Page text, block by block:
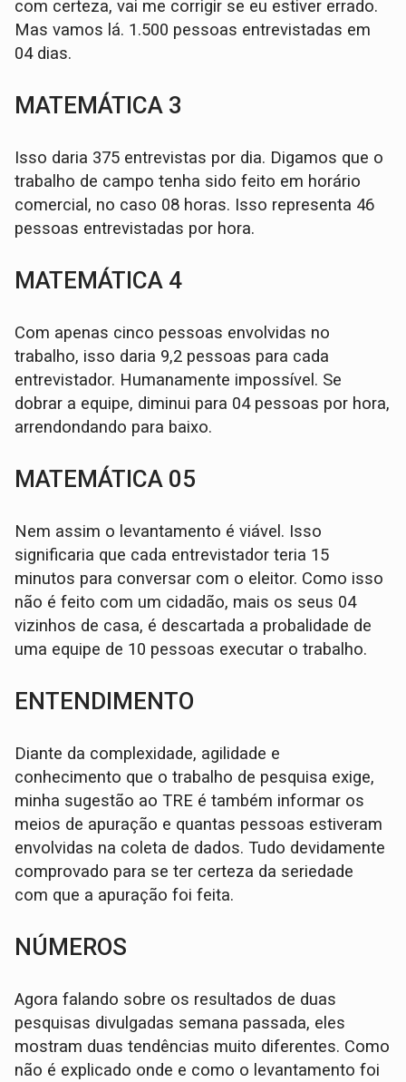
com certeza, vai me corrigir se eu estiver errado.
Mas vamos lá. 1.500 pessoas entrevistadas em
04 dias.
MATEMÁTICA 3
Isso daria 375 entrevistas por dia. Digamos que o
trabalho de campo tenha sido feito em horário
comercial, no caso 08 horas. Isso representa 46
pessoas entrevistadas por hora.
MATEMÁTICA 4
Com apenas cinco pessoas envolvidas no
trabalho, isso daria 9,2 pessoas para cada
entrevistador. Humanamente impossível. Se
dobrar a equipe, diminui para 04 pessoas por hora,
arrendondando para baixo.
MATEMÁTICA 05
Nem assim o levantamento é viável. Isso
significaria que cada entrevistador teria 15
minutos para conversar com o eleitor. Como isso
não é feito com um cidadão, mais os seus 04
vizinhos de casa, é descartada a probalidade de
uma equipe de 10 pessoas executar o trabalho.
ENTENDIMENTO
Diante da complexidade, agilidade e
conhecimento que o trabalho de pesquisa exige,
minha sugestão ao TRE é também informar os
meios de apuração e quantas pessoas estiveram
envolvidas na coleta de dados. Tudo devidamente
comprovado para se ter certeza da seriedade
com que a apuração foi feita.
NÚMEROS
Agora falando sobre os resultados de duas
pesquisas divulgadas semana passada, eles
mostram duas tendências muito diferentes. Como
não é explicado onde e como o levantamento foi